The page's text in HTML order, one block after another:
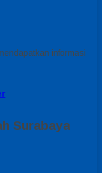
informasi
Surabaya